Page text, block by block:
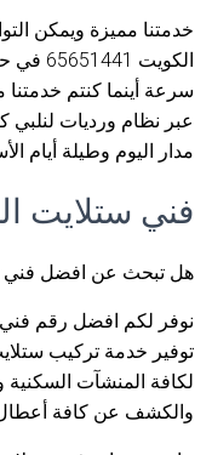
خدمتنا مميزة ويمكن
سرعة أينما كنتم
عبر نظام ورديات
مدار اليوم وطيلة أيام
فني ستلايت
هل تبحث عن افضل فني
توفير خدمة تركيب
لكافة المنشآت
والكشف عن كافة